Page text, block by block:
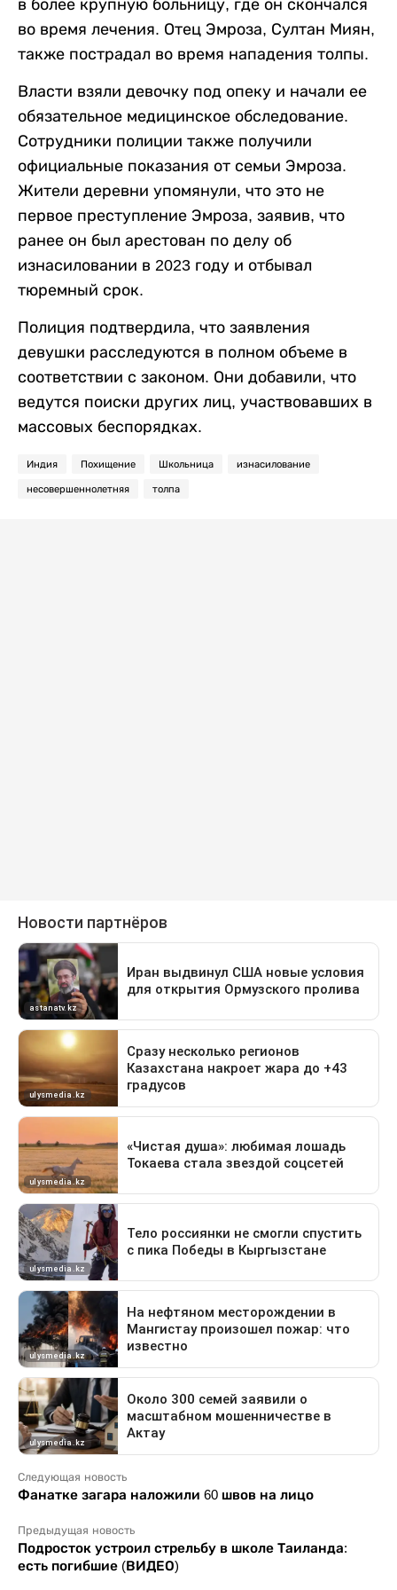
в более крупную больницу, где он скончался
во время лечения. Отец Эмроза, Султан Миян,
также пострадал во время нападения толпы.
Власти взяли девочку под опеку и начали ее
обязательное медицинское обследование.
Сотрудники полиции также получили
официальные показания от семьи Эмроза.
Жители деревни упомянули, что это не
первое преступление Эмроза, заявив, что
ранее он был арестован по делу об
изнасиловании в 2023 году и отбывал
тюремный срок.
Полиция подтвердила, что заявления
девушки расследуются в полном объеме в
соответствии с законом. Они добавили, что
ведутся поиски других лиц, участвовавших в
массовых беспорядках.
Индия Похищение Школьница изнасилование
несовершеннолетняя толпа
Следующая новость
Фанатке загара наложили 60 швов на лицо
Предыдущая новость
Подросток устроил стрельбу в школе Таиланда:
есть погибшие (ВИДЕО)